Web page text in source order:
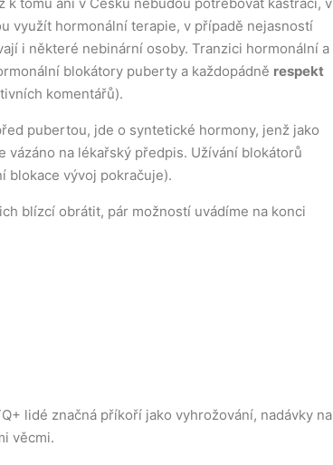
využít hormonální terapie, v případě nejasností
i některé nebinární osoby. Tranzici hormonální a
blokátory puberty a každopádně respekt
komentářů).
pubertou, jde o syntetické hormony, jenž jako
na lékařský předpis. Užívání blokátorů
blokace vývoj pokračuje).
blízcí obrátit, pár možností uvádíme na konci
lidé značná příkoří jako vyhrožování, nadávky na
věcmi.